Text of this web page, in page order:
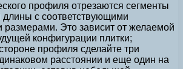
профиля отрезаются сегменты
длины с соответствующими
размерами. Это зависит от желаемой
конфигурации плитки;
профиля сделайте три
расстоянии и еще один на